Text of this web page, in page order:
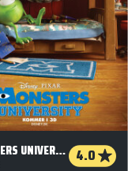
MONSTERS UNIVERSITY - 3 D 4.0